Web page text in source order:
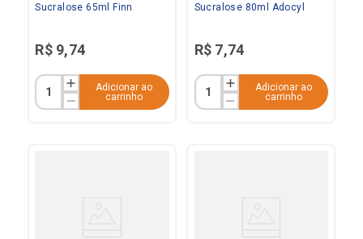
Sucralose 65ml Finn
R$ 9,74
Adicionar ao
carrinho
Sucralose 80ml Adocyl
R$ 7,74
Adicionar ao
carrinho